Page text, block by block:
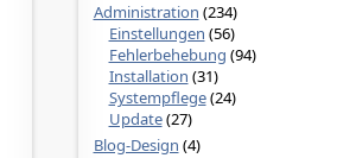
Administration (234)
Einstellungen (56)
Fehlerbehebung (94)
Installation (31)
Systempflege(24)
Update(27)
Blog-Design (4)